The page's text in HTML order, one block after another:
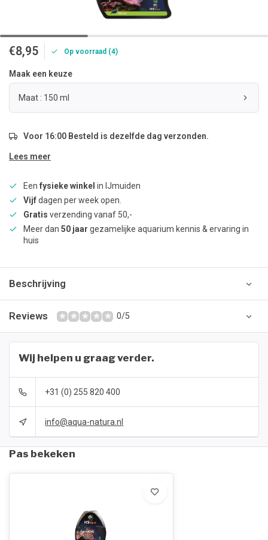
€8,95 Op voorraad (4)
Maak een keuze
Maat : 150 ml
Voor 16:00 Besteld is dezelfde dag verzonden.
Lees meer
Een fysieke winkel in IJmuiden
Vijfdagen per week open.
Gratis verzending vanaf 50,-
Meer dan 50 jaar gezamelijke aquarium kennis & ervaring in
huis
Beschrijving
Reviews 0/5
Wij helpen u graag verder.
+31 (0) 255 820 400
info@aqua-natura.nl
Pas bekeken